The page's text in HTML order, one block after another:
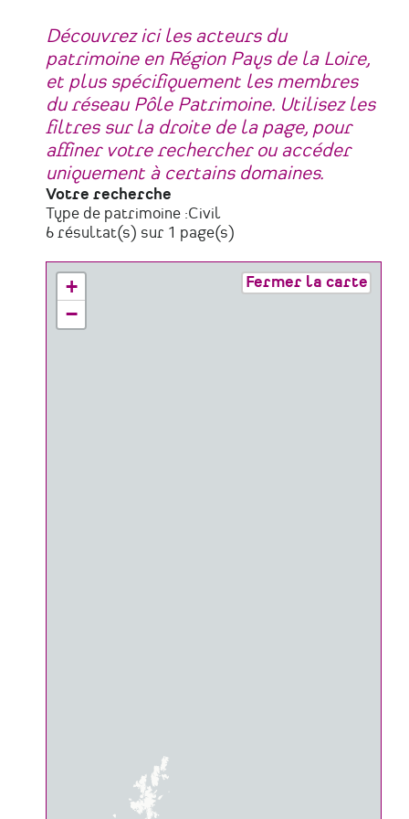
Découvrez ici les acteurs du
patrimoine en Région Pays de la Loire,
et plus spécifiquement les membres
du réseau Pôle Patrimoine. Utilisez les
filtres sur la droite de la page, pour
affiner votre rechercher ou accéder
uniquement à certains domaines.
Votre recherche
Type de patrimoine :Civil
6 résultat(s) sur 1 page(s)
Fermer la carte
+
−